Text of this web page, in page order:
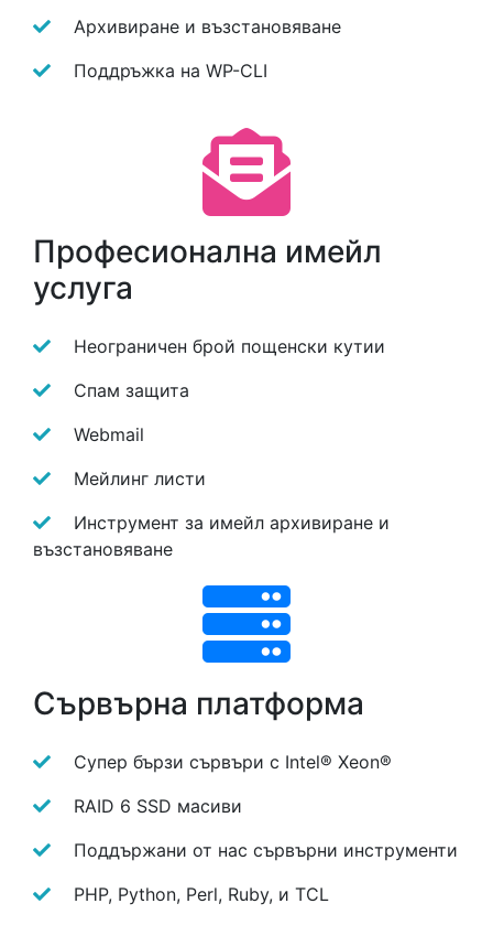
Архивиране и възстановяване
Поддръжка на WP-CLI
Професионална имейл
услуга
Неограничен брой пощенски кутии
Спам защита
Webmail
Мейлинг листи
Инструмент за имейл архивиране и
възстановяване
Сървърна платформа
Супер бързи сървъри с Intel® Xeon®
RAID 6 SSD масиви
Поддържани от нас сървърни инструменти
PHP, Python, Perl, Ruby, и TCL